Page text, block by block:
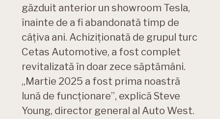
găzduit anterior un showroom Tesla,
înainte de a fi abandonată timp de
câțiva ani. Achiziționată de grupul turc
Cetas Automotive, a fost complet
revitalizată în doar zece săptămâni.
„Martie 2025 a fost prima noastră
lună de funcționare”, explică Steve
Young, director general al Auto West.